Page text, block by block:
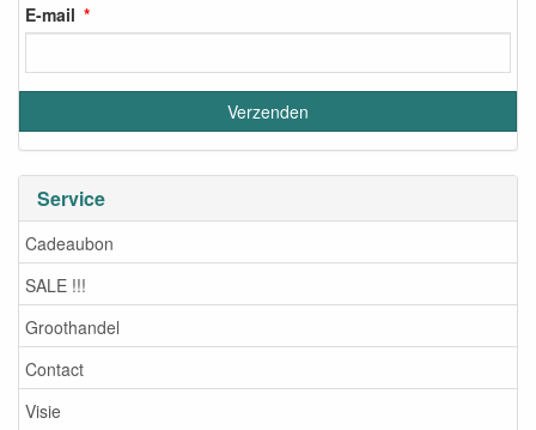
E-mail
Service
Cadeaubon
SALE !!!
Groothandel
Contact
Visie